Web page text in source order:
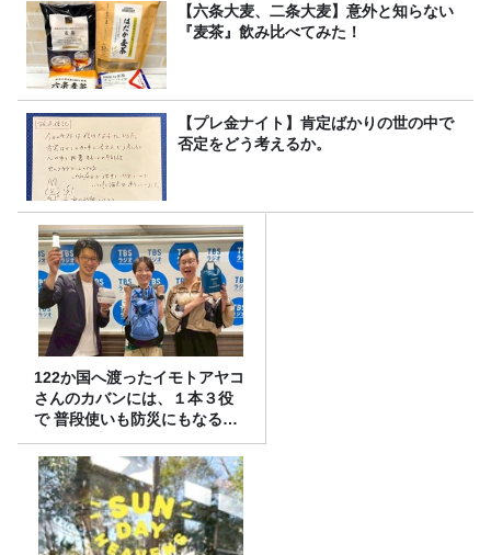
【六条大麦、二条大麦】意外と知らない
『麦茶』飲み比べてみた！
【プレ金ナイト】肯定ばかりの世の中で
否定をどう考えるか。
122か国へ渡ったイモトアヤコ
さんのカバンには、１本３役
で 普段使いも防災にもなる最
強の棒が入っていた！